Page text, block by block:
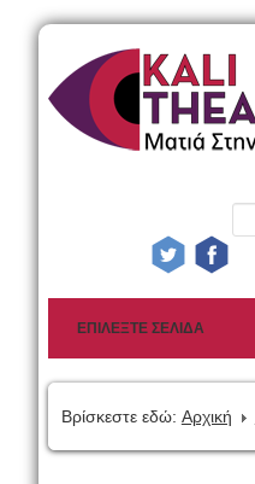
Βρίσκεστε εδώ: Αρχική